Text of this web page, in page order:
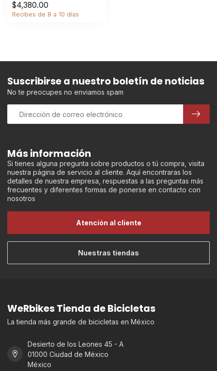
$4,380.00
Recibes de 8 a 10 días
Más información
Si tienes alguna pregunta sobre productos o tú compra, visita
nuestra página de servicio al cliente. Aquí encontraras los
detalles de nuestra empresa, respuestas a las preguntas más
frecuentes y diferentes formas de ponerse en contacto con
nosotros
Atención al cliente
Nuestras tiendas
Suscribirse a nuestro boletín de noticias
No te preocupes no enviamos spam
WeRbikes Tienda de Bicicletas
La tienda más grande de bicicletas en México
Desierto de los Leones 45 - A
01000 Ciudad de México
México